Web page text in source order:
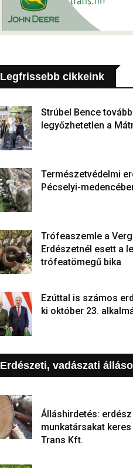
Legfrissebb cikkeink
Strúbel Bence
legyőzhetetlen a
Természetvédelmi
Pécselyi-
Trófeaszemle a
Erdészetnél esett a
trófeatömegű bika
Ezúttal is számos
ki október 23.
Erdészeti, vadászati
Álláshirdetés: erdész
munkatársakat
Trans Kft.